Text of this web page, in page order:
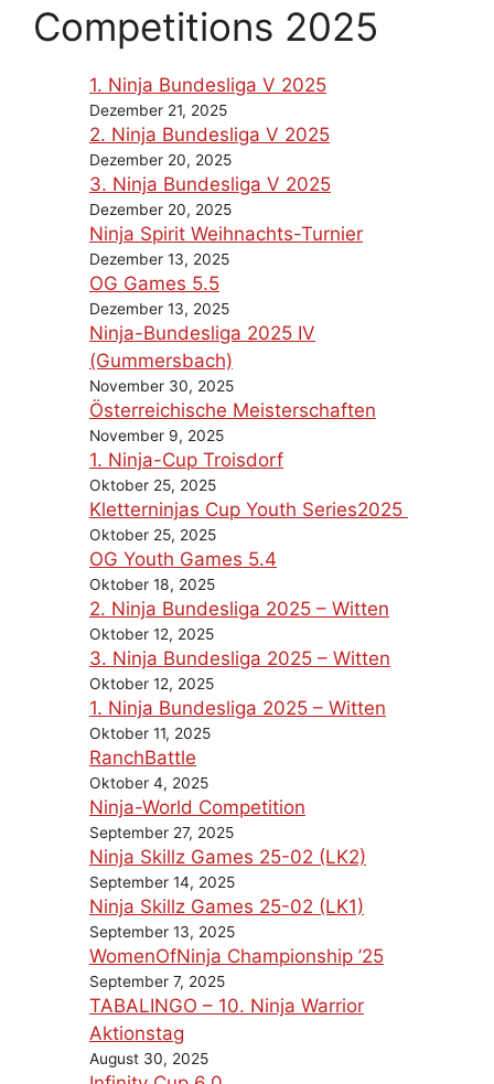
Competitions 2025
1. Ninja Bundesliga V 2025
Dezember 21, 2025
2. Ninja Bundesliga V 2025
Dezember 20, 2025
3. Ninja Bundesliga V 2025
Dezember 20, 2025
Ninja Spirit Weihnachts-Turnier
Dezember 13, 2025
OG Games 5.5
Dezember 13, 2025
Ninja-Bundesliga 2025 IV
(Gummersbach)
November 30, 2025
Österreichische Meisterschaften
November 9, 2025
1. Ninja-Cup Troisdorf
Oktober 25, 2025
Kletterninjas Cup Youth Series2025
Oktober 25, 2025
OG Youth Games 5.4
Oktober 18, 2025
2. Ninja Bundesliga 2025 – Witten
Oktober 12, 2025
3. Ninja Bundesliga 2025 – Witten
Oktober 12, 2025
1. Ninja Bundesliga 2025 – Witten
Oktober 11, 2025
RanchBattle
Oktober 4, 2025
Ninja-World Competition
September 27, 2025
Ninja Skillz Games 25-02 (LK2)
September 14, 2025
Ninja Skillz Games 25-02 (LK1)
September 13, 2025
WomenOfNinja Championship ’25
September 7, 2025
TABALINGO – 10. Ninja Warrior
Aktionstag
August 30, 2025